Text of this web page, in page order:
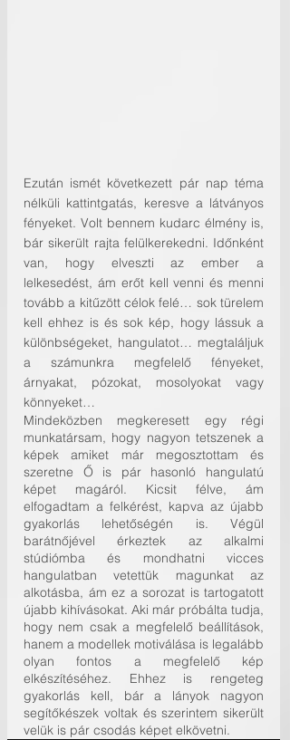
Ezután ismét következett pár nap téma
nélküli kattintgatás, keresve a látványos
fényeket. Volt bennem kudarc élmény is,
bár sikerült rajta felülkerekedni. Időnként
van, hogy elveszti az ember a
lelkesedést, ám erőt kell venni és menni
tovább a kitűzött célok felé… sok türelem
kell ehhez is és sok kép, hogy lássuk a
különbségeket, hangulatot… megtaláljuk
a számunkra megfelelő fényeket,
árnyakat, pózokat, mosolyokat vagy
könnyeket…
Mindeközben megkeresett egy régi
munkatársam, hogy nagyon tetszenek a
képek amiket már megosztottam és
szeretne Ő is pár hasonló hangulatú
képet magáról. Kicsit félve, ám
elfogadtam a felkérést, kapva az újabb
gyakorlás lehetőségén is. Végül
barátnőjével érkeztek az alkalmi
stúdiómba és mondhatni vicces
hangulatban vetettük magunkat az
alkotásba, ám ez a sorozat is tartogatott
újabb kihívásokat. Aki már próbálta tudja,
hogy nem csak a megfelelő beállítások,
hanem a modellek motiválása is legalább
olyan fontos a megfelelő kép
elkészítéséhez. Ehhez is rengeteg
gyakorlás kell, bár a lányok nagyon
segítőkészek voltak és szerintem sikerült
velük is pár csodás képet elkövetni.